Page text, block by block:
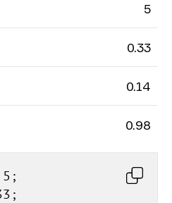
5
0.33
0.14
0.98
5;